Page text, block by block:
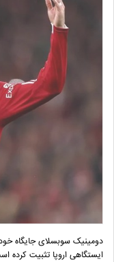
دومینیک سوبسلای جایگاه
ایستگاهی اروپا تثبیت کرده